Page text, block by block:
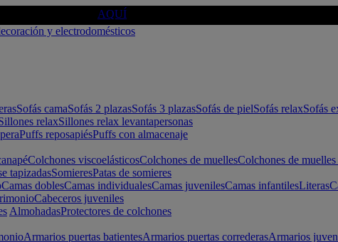
AQUÍ
Sofás camaSofás 2 plazasSofás 3 plazasSofás de pielSofás relaxSofás
relaxSillones relax levantapersonas
Puffs reposapiésPuffs con almacenaje
Colchones viscoelásticosColchones de muellesColchones de muelles
tapizadasSomieresPatas de somieres
Camas doblesCamas individualesCamas juvenilesCamas infantilesLiteras
Cabeceros juveniles
AlmohadasProtectores de colchones
Armarios puertas batientesArmarios puertas correderasArmarios